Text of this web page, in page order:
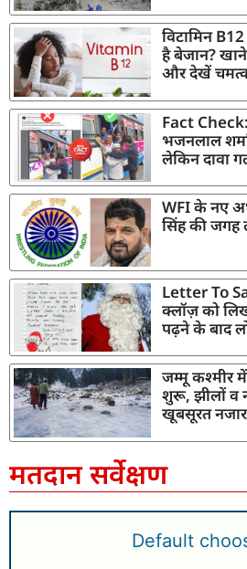
विटामिन
है बेजान?
और देखें
Fact
भजनलाल
लेकिन दावा
WFI के नए
सिंह की
Letter To
क्लॉज़ को
पढ़ने के बाद
जम्मू कश्मीर
शुरू, झीलों व
खूबसूरत
मतदान सर्वेक्षण
Default